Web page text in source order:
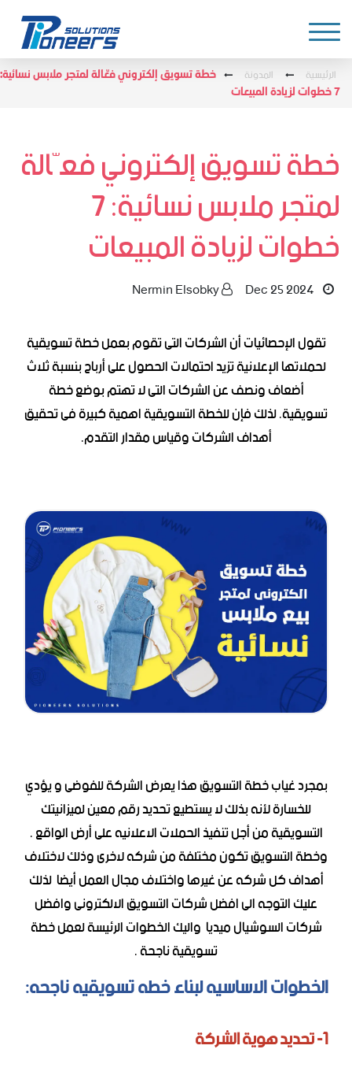
الرئيسية المدونة
خطة تسويق إلكتروني فعّالة لمتجر ملابس نسائية:
7 خطوات لزيادة المبيعات
خطة تسويق إلكتروني فعّالة
لمتجر ملابس نسائية: 7
خطوات لزيادة المبيعات
Dec 25 2024
Nermin Elsobky
تقول الإحصائيات أن الشركات التى تقوم بعمل خطة تسويقية
لحملاتها الإعلانية تزيد احتمالات الحصول على أرباح بنسبة ثلاث
أضعاف ونصف عن الشركات التى لا تهتم بوضع خطة
تسويقية. لذلك فإن للخطة التسويقية اهمية كبيرة فى تحقيق
أهداف الشركات وقياس مقدار التقدم.
بمجرد غياب خطة التسويق هذا يعرض الشركة للفوضى و يؤدي
للخسارة لأنه بذلك لا يستطيع تحديد رقم معين لميزانيتك
التسويقية من أجل تنفيذ الحملات الاعلانيه على أرض الواقع .
وخطة التسويق تكون مختلفة من شركه لاخرى وذلك لاختلاف
أهداف كل شركه عن غيرها واختلاف مجال العمل أيضا لذلك
عليك التوجه الى افضل شركات التسويق الالكترونى وافضل
شركات السوشيال ميديا واليك الخطوات الرئيسة لعمل خطة
تسويقية ناجحة .
الخطوات الاساسيه لبناء خطه تسويقيه ناجحه:
1- تحديد هوية الشركة